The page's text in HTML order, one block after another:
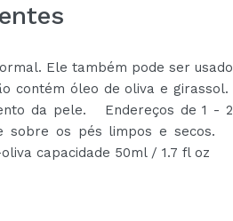
Ele também pode ser usado
contém óleo de oliva e girassol.
da pele. Endereços de 1 - 2
sobre os pés limpos e secos.
capacidade 50ml / 1.7 fl oz